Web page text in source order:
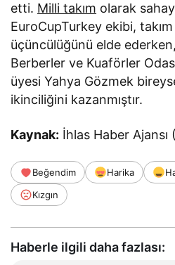
etti. Milli takım olarak
EuroCupTurkey ekibi,
üçüncülüğünü elde ederken,
Berberler ve Kuaförler
üyesi Yahya Gözmek
ikinciliğini kazanmıştır.
Kaynak: İhlas Haber Ajansı
Beğendim Harika
Kızgın
Haberle ilgili daha fazlası: